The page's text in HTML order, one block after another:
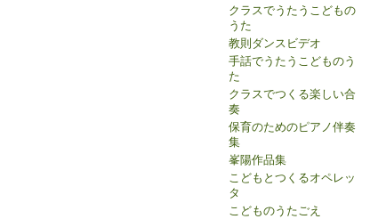
クラスでうたうこどもの
うた
教則ダンスビデオ
手話でうたうこどものう
た
クラスでつくる楽しい合
奏
保育のためのピアノ伴奏
集
峯陽作品集
こどもとつくるオペレッ
タ
こどものうたごえ